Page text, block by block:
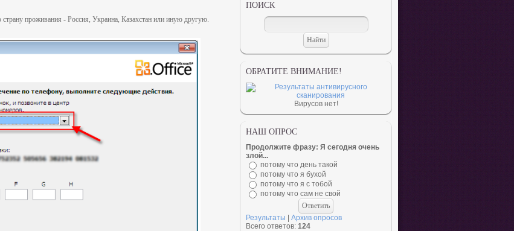
проживания - Россия, Украина, Казахстан или иную другую.
ПОИСК
ОБРАТИТЕ ВНИМАНИЕ!
Вирусов нет!
НАШ ОПРОС
Продолжите фразу: Я сегодня очень
злой...
потому что день такой
потому что я бухой
потому что я с тобой
потому что сам не свой
Результаты
Архив опросов
Всего ответов: 124